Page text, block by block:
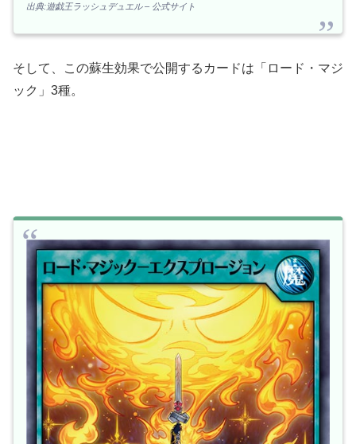
出典:遊戯王ラッシュデュエル – 公式サイト
そして、この蘇生効果で公開するカードは「ロード・マジ
ック」3種。